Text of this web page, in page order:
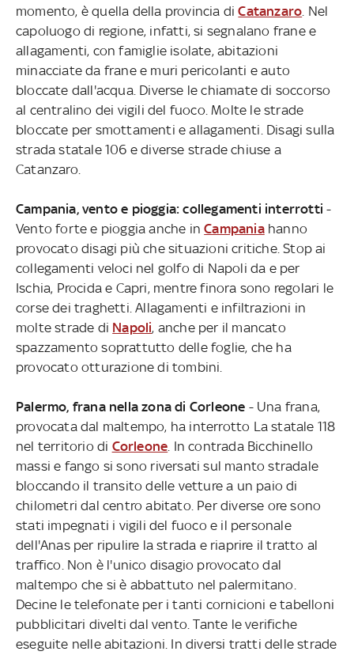
momento, è quella della provincia diCatanzaro . Nel
capoluogo di regione, infatti, si segnalano frane e
allagamenti, con famiglie isolate, abitazioni
minacciate da frane e muri pericolanti e auto
bloccate dall'acqua. Diverse le chiamate di soccorso
al centralino dei vigili del fuoco. Molte le strade
bloccate per smottamenti e allagamenti. Disagi sulla
strada statale 106 e diverse strade chiuse a
Catanzaro.
Campania, vento e pioggia: collegamenti interrotti -
Vento forte e pioggia anche inCampaniahanno
provocato disagi più che situazioni critiche. Stop ai
collegamenti veloci nel golfo di Napoli da e per
Ischia, Procida e Capri, mentre finora sono regolari le
corse dei traghetti. Allagamenti e infiltrazioni in
molte strade di Napoli, anche per il mancato
spazzamento soprattutto delle foglie, che ha
provocato otturazione di tombini.
Palermo, frana nella zona di Corleone - Una frana,
provocata dal maltempo, ha interrotto La statale 118
nel territorio di Corleone . In contrada Bicchinello
massi e fango si sono riversati sul manto stradale
bloccando il transito delle vetture a un paio di
chilometri dal centro abitato. Per diverse ore sono
stati impegnati i vigili del fuoco e il personale
dell'Anas per ripulire la strada e riaprire il tratto al
traffico. Non è l'unico disagio provocato dal
maltempo che si è abbattuto nel palermitano.
Decine le telefonate per i tanti cornicioni e tabelloni
pubblicitari divelti dal vento. Tante le verifiche
eseguite nelle abitazioni. In diversi tratti delle strade